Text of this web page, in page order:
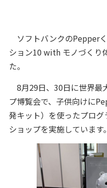
ソフトバンクのPepper
ション10 with モノづくり
た。
8月29日、30日に世界最
プ博覧会で、子供向けに
発キット）を使ったプロ
ショップを実施しています。